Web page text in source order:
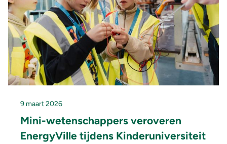
9 maart 2026
Mini-wetenschappers veroveren
EnergyVille tijdens Kinderuniversiteit